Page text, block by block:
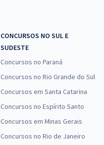
CONCURSOS NO SUL E
SUDESTE
Concursos no Paraná
Concursos no Rio Grande do Sul
Concursos em Santa Catarina
Concursos no Espírito Santo
Concursos em Minas Gerais
Concursos no Rio de Janeiro